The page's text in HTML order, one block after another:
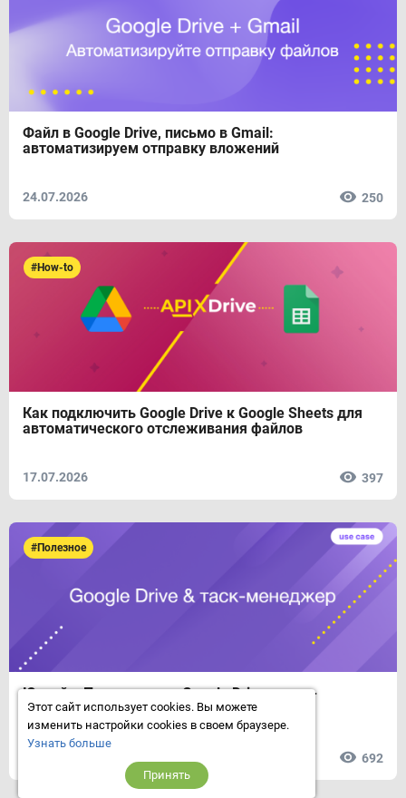
Файл в Google Drive, письмо в Gmail:
автоматизируем отправку вложений
24.07.2026 250
#How-to
Как подключить Google Drive к Google Sheets для
автоматического отслеживания файлов
17.07.2026 397
#Полезное
Юзкейс: Подключение Google Drive к таск-
менеджеру
692
Этот сайт использует cookies. Вы можете
изменить настройки cookies в своем браузере.
Узнать больше
Принять